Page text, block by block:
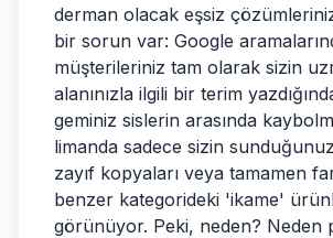
derman olacak eşsiz
bir sorun var: Google
müşterileriniz tam olarak sizin
alanınızla ilgili bir terim
geminiz sislerin arasında
limanda sadece sizin
zayıf kopyaları veya tamamen
benzer kategorideki 'ikame'
görünüyor. Peki, neden? Neden